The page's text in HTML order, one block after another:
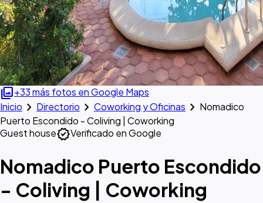
photo_library+33 más fotos en Google Maps
Inicio chevron_right Directorio chevron_right Coworking y Oficinas chevron_right Nomadico
Puerto Escondido - Coliving | Coworking
Guest houseverifiedVerificado en Google
Nomadico Puerto Escondido
- Coliving | Coworking